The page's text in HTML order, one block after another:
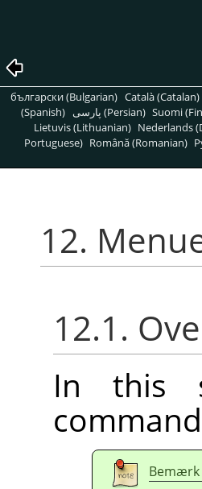
български (Bulgarian) Català (Catalan)
(Spanish)
پارسی (Persian) Suomi
Lietuvis (Lithuanian) Nederlands
Portuguese) Română (Romanian)
12.
12.1.
In this
Bemærk